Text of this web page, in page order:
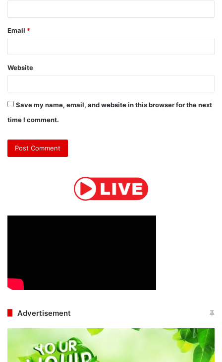
Email *
Website
Save my name, email, and website in this browser for the next
time I comment.
Advertisement